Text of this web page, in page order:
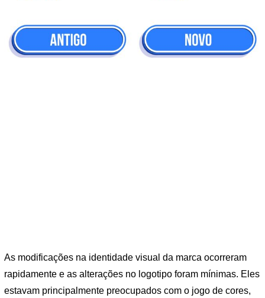
As modificações na identidade visual da marca ocorreram
rapidamente e as alterações no logotipo foram mínimas. Eles
estavam principalmente preocupados com o jogo de cores,